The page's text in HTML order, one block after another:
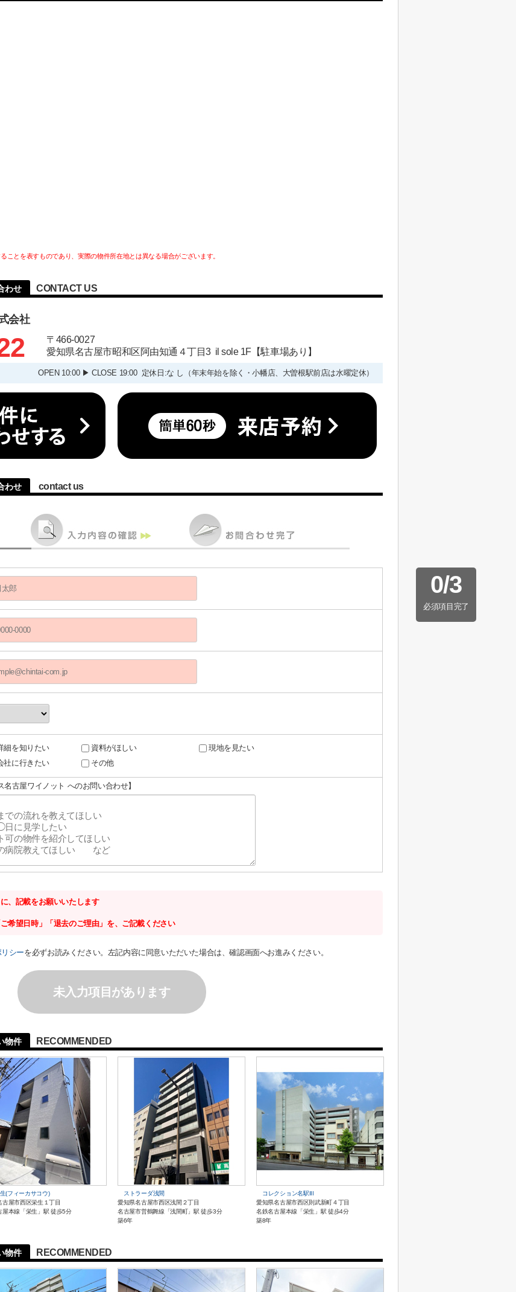
とを表すものであり、実際の物件所在地とは異なる場合がございます。
わせ CONTACT US
会社
〒466-0027
愛知県名古屋市昭和区阿由知通４丁目3 il sole 1F【駐車場あり】
OPEN 10:00 ▶ CLOSE 19:00 定休日:な し（年末年始を除く・小幡店、大曽根駅前店は水曜定休）
わせ contact us
0/3
必須項目完了
細を知りたい 資料がほしい
現地を見たい
社に行きたい
その他
名古屋ワイノット へのお問い合わせ】
、記載をお願いいたします
希望日時」「退去のご理由」を、ご記載ください
シーを必ずお読みください。左記内容に同意いただいた場合は、確認画面へお進みください。
未入力項目があります
物件 RECOMMENDED
(フィーカサコウ)
古屋市西区栄生１丁目
屋本線「栄生」駅 徒歩5分
ストラーダ浅間
愛知県名古屋市西区浅間２丁目
名古屋市営鶴舞線「浅間町」駅 徒歩3分
築6年
コレクション名駅III
愛知県名古屋市西区則武新町４丁目
名鉄名古屋本線「栄生」駅 徒歩4分
築8年
物件 RECOMMENDED